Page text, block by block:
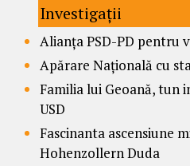
Investigații
Alianța PSD-PD pentru
Apărare Națională cu
Familia lui Geoană, tun
USD
Fascinanta ascensiune
Hohenzollern Duda